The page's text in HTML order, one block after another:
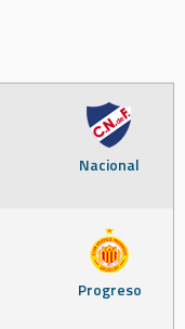
Nacional
Progreso